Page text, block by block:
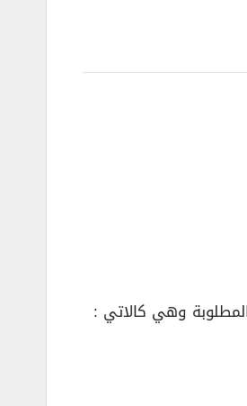
وهي كالاتي :